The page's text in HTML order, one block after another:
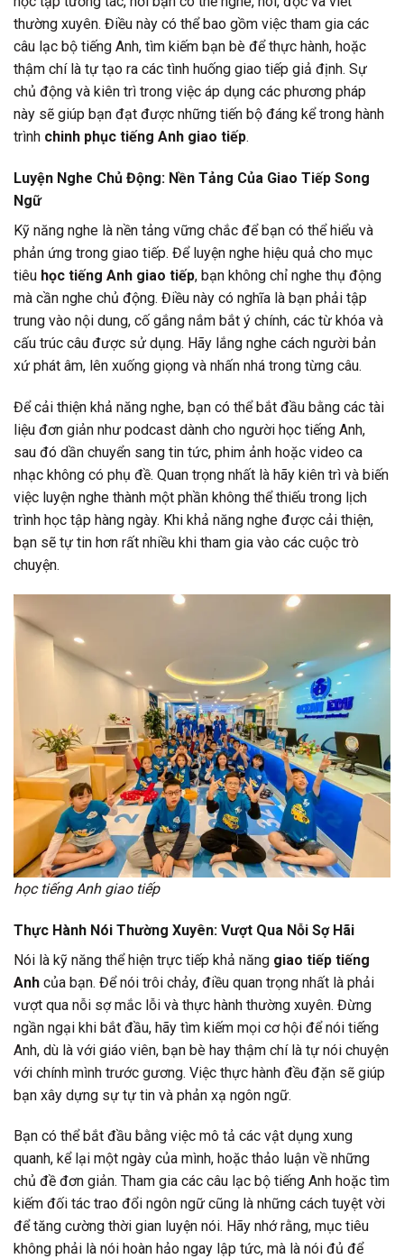
thường xuyên. Điều này có thể bao gồm việc tham gia các
câu lạc bộ tiếng Anh, tìm kiếm bạn bè để thực hành, hoặc
thậm chí là tự tạo ra các tình huống giao tiếp giả định. Sự
chủ động và kiên trì trong việc áp dụng các phương pháp
này sẽ giúp bạn đạt được những tiến bộ đáng kể trong hành
trình chinh phục tiếng Anh giao tiếp.
Luyện Nghe Chủ Động: Nền Tảng Của Giao Tiếp Song
Ngữ
Kỹ năng nghe là nền tảng vững chắc để bạn có thể hiểu và
phản ứng trong giao tiếp. Để luyện nghe hiệu quả cho mục
tiêu học tiếng Anh giao tiếp, bạn không chỉ nghe thụ động
mà cần nghe chủ động. Điều này có nghĩa là bạn phải tập
trung vào nội dung, cố gắng nắm bắt ý chính, các từ khóa và
cấu trúc câu được sử dụng. Hãy lắng nghe cách người bản
xứ phát âm, lên xuống giọng và nhấn nhá trong từng câu.
Để cải thiện khả năng nghe, bạn có thể bắt đầu bằng các tài
liệu đơn giản như podcast dành cho người học tiếng Anh,
sau đó dần chuyển sang tin tức, phim ảnh hoặc video ca
nhạc không có phụ đề. Quan trọng nhất là hãy kiên trì và biến
việc luyện nghe thành một phần không thể thiếu trong lịch
trình học tập hàng ngày. Khi khả năng nghe được cải thiện,
bạn sẽ tự tin hơn rất nhiều khi tham gia vào các cuộc trò
chuyện.
học tiếng Anh giao tiếp
Thực Hành Nói Thường Xuyên: Vượt Qua Nỗi Sợ Hãi
Nói là kỹ năng thể hiện trực tiếp khả năng giao tiếp tiếng
Anh của bạn. Để nói trôi chảy, điều quan trọng nhất là phải
vượt qua nỗi sợ mắc lỗi và thực hành thường xuyên. Đừng
ngần ngại khi bắt đầu, hãy tìm kiếm mọi cơ hội để nói tiếng
Anh, dù là với giáo viên, bạn bè hay thậm chí là tự nói chuyện
với chính mình trước gương. Việc thực hành đều đặn sẽ giúp
bạn xây dựng sự tự tin và phản xạ ngôn ngữ.
Bạn có thể bắt đầu bằng việc mô tả các vật dụng xung
quanh, kể lại một ngày của mình, hoặc thảo luận về những
chủ đề đơn giản. Tham gia các câu lạc bộ tiếng Anh hoặc tìm
kiếm đối tác trao đổi ngôn ngữ cũng là những cách tuyệt vời
để tăng cường thời gian luyện nói. Hãy nhớ rằng, mục tiêu
không phải là nói hoàn hảo ngay lập tức, mà là nói đủ để